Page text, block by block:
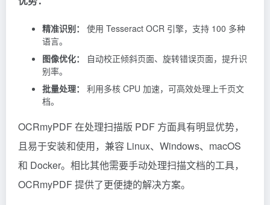
优势：
精准识别：
使用 Tesseract OCR 引擎，支持 100 多种
语言。
图像优化：
自动校正倾斜页面、旋转错误页面，提升识
别率。
档。
OCRmyPDF 在处理扫描版 PDF 方面具有明显优势，
且易于安装和使用，兼容 Linux、Windows、macOS
和 Docker。相比其他需要手动处理扫描文档的工具，